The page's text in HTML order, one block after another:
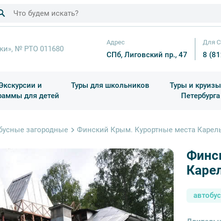
№ РТО 011680
Адрес
СПб, Лиговский пр., 47
Для
8
и
для детей
Туры для школьников
Туры и
Петербурга
загородные Финский Крым. Курортные места